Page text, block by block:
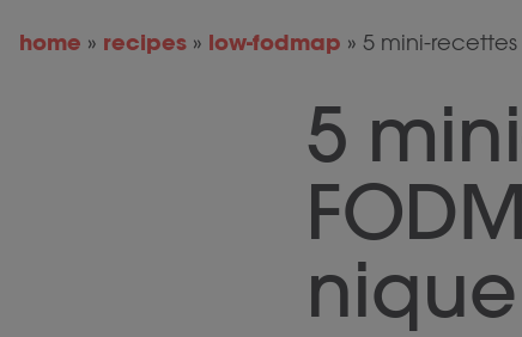
home » recipes » low-fodmap » 5 mini-
5